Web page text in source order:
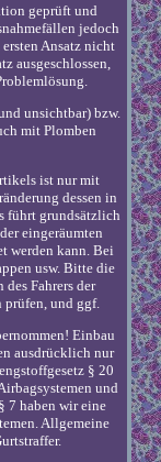
geprüft und
jedoch
Ansatz nicht
ausgeschlossen,
unsichtbar) bzw.
mit Plomben
ist nur mit
dessen in
führt grundsätzlich
eingeräumten
werden kann. Bei
usw. Bitte die
Fahrers der
prüfen, und ggf.
Einbau
ausdrücklich nur
§ 20
und
7 haben wir eine
Allgemeine